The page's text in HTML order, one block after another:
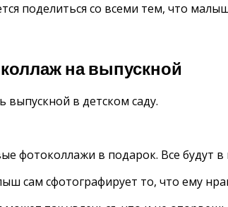
поделиться со всеми тем, что
на выпускной
выпускной в детском саду.
фотоколлажи в подарок. Все будут в
сам сфотографирует то, что ему